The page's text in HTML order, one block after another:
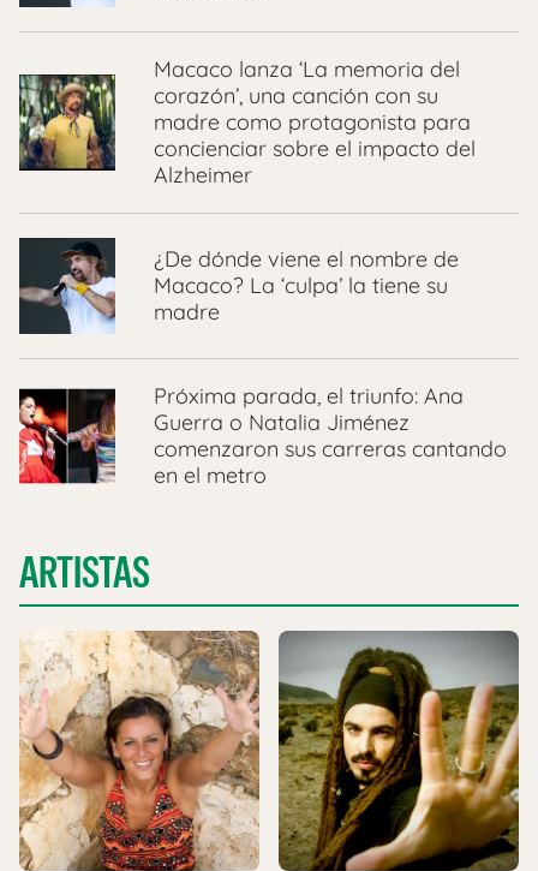
Macaco lanza ‘La memoria del
corazón’, una canción con su
madre como protagonista para
concienciar sobre el impacto del
Alzheimer
¿De dónde viene el nombre de
Macaco? La ‘culpa’ la tiene su
madre
Próxima parada, el triunfo: Ana
Guerra o Natalia Jiménez
comenzaron sus carreras cantando
en el metro
ARTISTAS